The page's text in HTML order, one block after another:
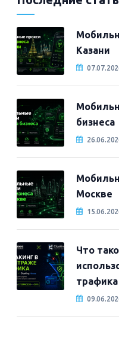
Казани
бизнеса
Москве
Что
трафика